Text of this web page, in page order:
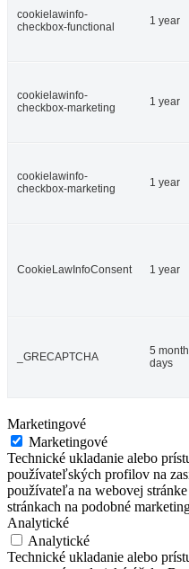
cookielawinfo-
checkbox-functional
1 year
cookielawinfo-
checkbox-marketing
1 year
cookielawinfo-
checkbox-marketing
1 year
CookieLawInfoConsent 1 year
_GRECAPTCHA
5
days
Marketingové
Marketingové
Technické ukladanie alebo
používateľských profilov na
používateľa na webovej
stránkach na podobné
Analytické
Analytické
Technické ukladanie alebo